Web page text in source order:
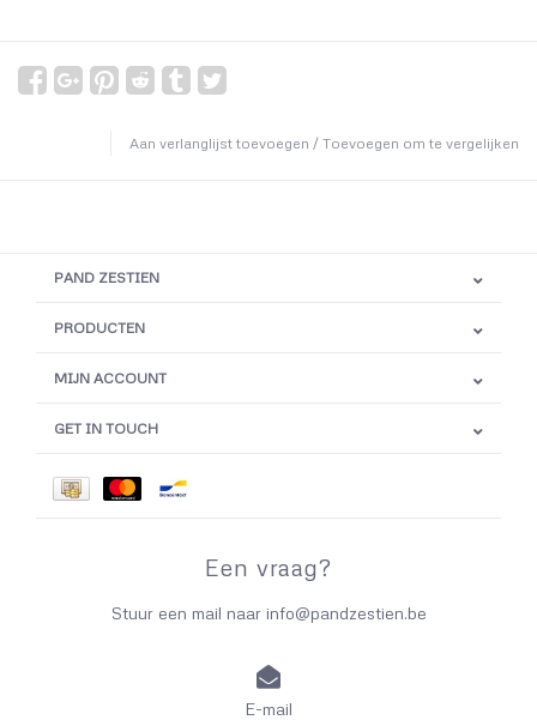
Aan verlanglijst toevoegen / Toevoegen om te vergelijken
PAND ZESTIEN
PRODUCTEN
MIJN ACCOUNT
GET IN TOUCH
Een vraag?
Stuur een mail naar info@pandzestien.be
E-mail